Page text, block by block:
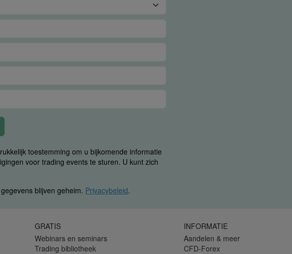
toestemming om u bijkomende informatie
voor trading events te sturen. U kunt zich
blijven geheim. Privacybeleid.
GRATIS
Webinars en seminars
Trading bibliotheek
INFORMATIE
Aandelen & meer
CFD-Forex